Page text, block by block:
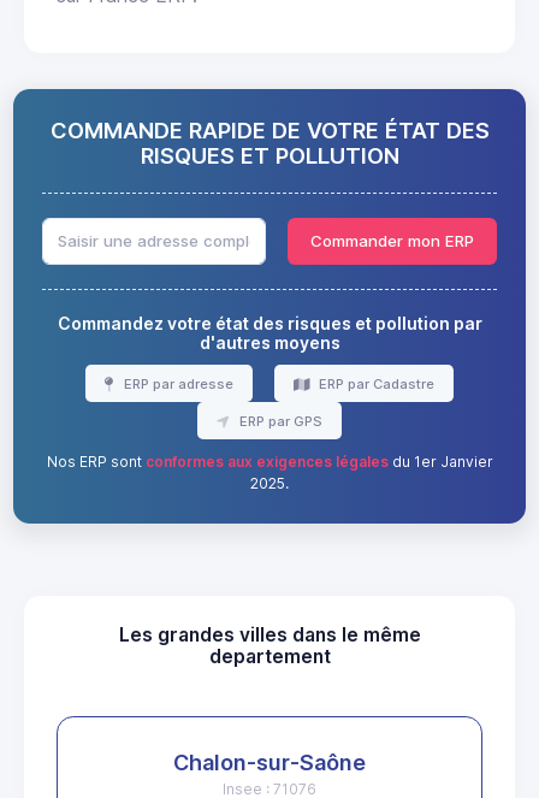
COMMANDE RAPIDE DE VOTRE ÉTAT DES
RISQUES ET POLLUTION
Commander mon ERP
Commandez votre état des risques et pollution par
d'autres moyens
ERP par adresse ERP par Cadastre
ERP par GPS
Nos ERP sont conformes aux exigences légalesdu 1er Janvier
2025.
Les grandes villes dans le même
departement
Chalon-sur-Saône
Insee : 71076